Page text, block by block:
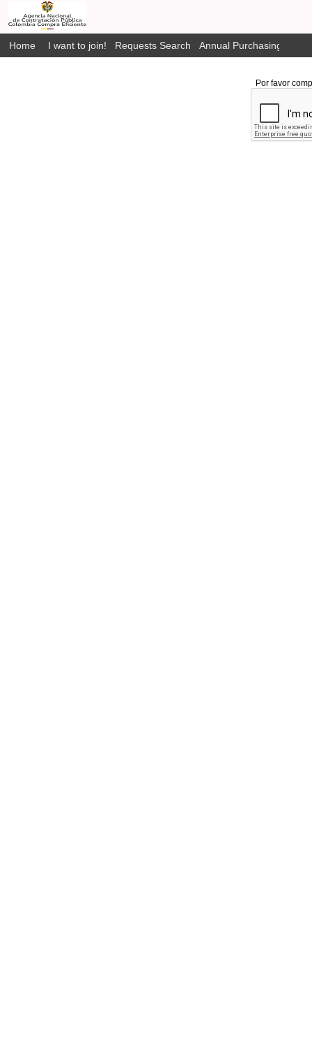
Home I want to join! Requests Search Annual Purchasing Plan
Por favor